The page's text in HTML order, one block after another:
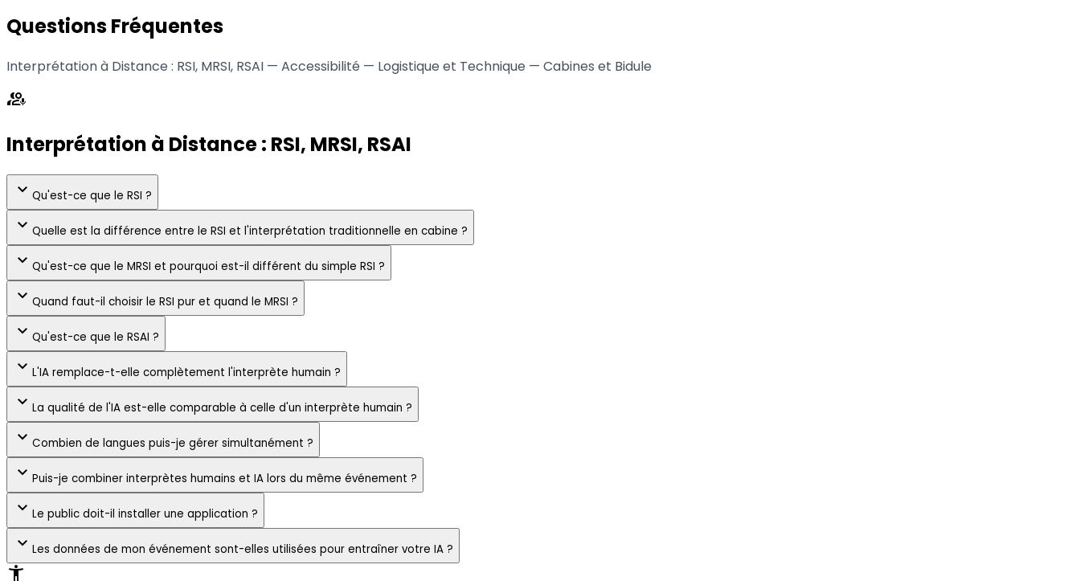
Questions Fréquentes
Interprétation à Distance : RSI, MRSI, RSAI — Accessibilité — Logistique et Technique — Cabines et Bidule
interpreter_mode
Interprétation à Distance : RSI, MRSI, RSAI
expand_more Qu'est-ce que le RSI ?
expand_more Quelle est la différence entre le RSI et l'interprétation traditionnelle en cabine ?
expand_more Qu'est-ce que le MRSI et pourquoi est-il différent du simple RSI ?
expand_more Quand faut-il choisir le RSI pur et quand le MRSI ?
expand_more Qu'est-ce que le RSAI ?
expand_more L'IA remplace-t-elle complètement l'interprète humain ?
expand_more La qualité de l'IA est-elle comparable à celle d'un interprète humain ?
expand_more Combien de langues puis-je gérer simultanément ?
expand_more Puis-je combiner interprètes humains et IA lors du même événement ?
expand_more Le public doit-il installer une application ?
expand_more Les données de mon événement sont-elles utilisées pour entraîner votre IA ?
accessibility_new